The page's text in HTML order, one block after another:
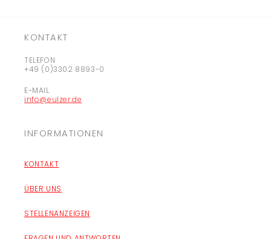
KONTAKT
TELEFON
+49 (0)3302 8893-0
E-MAIL
info@eulzer.de
INFORMATIONEN
KONTAKT
ÜBER UNS
STELLENANZEIGEN